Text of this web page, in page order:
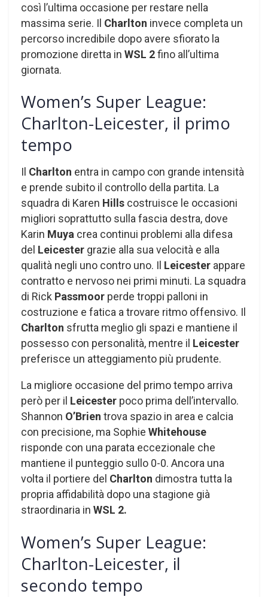
così l’ultima occasione per restare nella
massima serie. Il Charlton invece completa un
percorso incredibile dopo avere sfiorato la
promozione diretta in WSL 2fino all’ultima
giornata.
Women’s Super League:
Charlton-Leicester, il primo
tempo
Il Charlton entra in campo con grande intensità
e prende subito il controllo della partita. La
squadra di Karen Hills costruisce le occasioni
migliori soprattutto sulla fascia destra, dove
Karin Muya crea continui problemi alla difesa
del Leicester grazie alla sua velocità e alla
qualità negli uno contro uno. Il Leicester appare
contratto e nervoso nei primi minuti. La squadra
di Rick Passmoor perde troppi palloni in
costruzione e fatica a trovare ritmo offensivo. Il
Charlton sfrutta meglio gli spazi e mantiene il
possesso con personalità, mentre il Leicester
preferisce un atteggiamento più prudente.
La migliore occasione del primo tempo arriva
però per il Leicester poco prima dell’intervallo.
Shannon O’Brien trova spazio in area e calcia
con precisione, ma Sophie Whitehouse
risponde con una parata eccezionale che
mantiene il punteggio sullo 0-0. Ancora una
volta il portiere del Charlton dimostra tutta la
propria affidabilità dopo una stagione già
straordinaria in WSL 2.
Women’s Super League:
Charlton-Leicester, il
secondo tempo